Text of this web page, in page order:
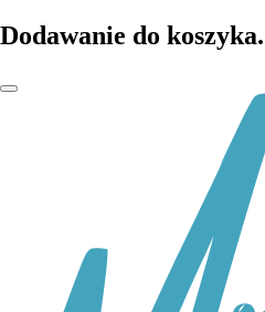
Dodawanie do